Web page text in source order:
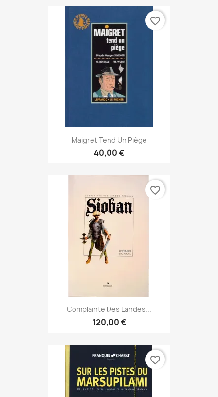
Maigret Tend Un Piège
40,00 €
favorite_border
Complainte Des Landes...
120,00 €
favorite_border
favorite_border